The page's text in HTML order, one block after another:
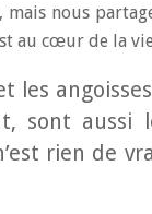
nous
au cœur de la
les
sont aussi
rien de